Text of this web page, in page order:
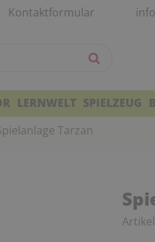
Kontaktformular
LERNWELT SPIELZEUG
Tarzan